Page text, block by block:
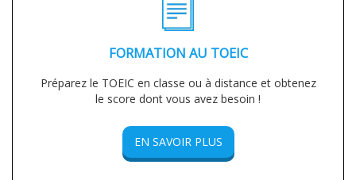
FORMATION AU TOEIC
Préparez le TOEIC en classe ou à distance et obtenez
le score dont vous avez besoin !
EN SAVOIR PLUS